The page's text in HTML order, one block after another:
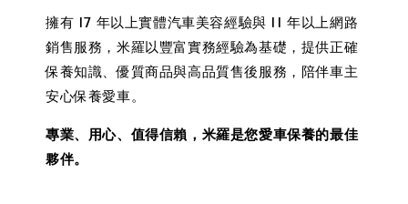
擁有 17 年以上實體汽車美容經驗與 11 年以上網路
銷售服務，米羅以豐富實務經驗為基礎，提供正確
保養知識、優質商品與高品質售後服務，陪伴車主
安心保養愛車。
專業、用心、值得信賴，米羅是您愛車保養的最佳
夥伴。